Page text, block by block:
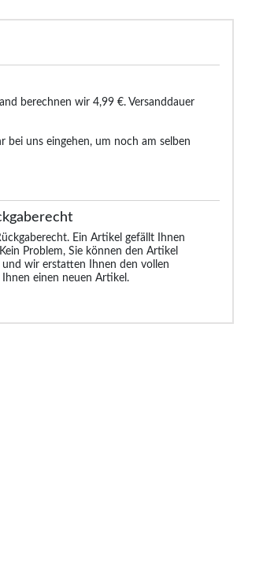
berechnen wir 4,99 €. Versanddauer
bei uns eingehen, um noch am selben
Ein Artikel gefällt Ihnen
Problem, Sie können den Artikel
wir erstatten Ihnen den vollen
einen neuen Artikel.